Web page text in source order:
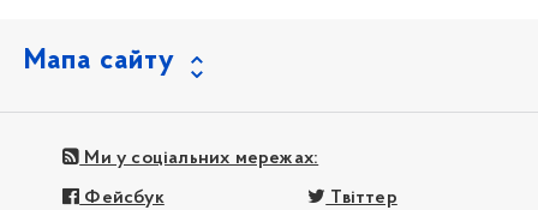
Мапа сайту
Ми у соціальних мережах:
Фейсбук Твіттер